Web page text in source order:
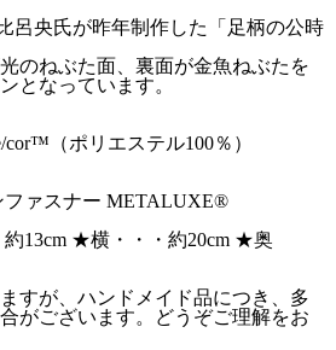
呂央氏が昨年制作した「足柄の公時
のねぶた面、裏面が金魚ねぶたを
となっています。
（ポリエステル100％）
ファスナー METALUXE®
約13cm ★横・・・約20cm ★奥
すが、ハンドメイド品につき、多
がございます。どうぞご理解をお